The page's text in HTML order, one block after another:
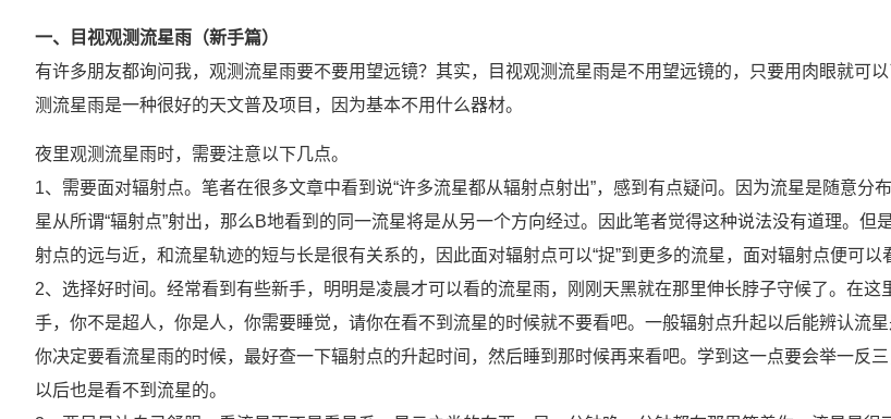
一、目视观测流星雨（新手篇）
有许多朋友都询问我，观测流星雨要不要用望远镜？其实，目视观测流星雨是不用望远镜的，只要用肉眼就可
测流星雨是一种很好的天文普及项目，因为基本不用什么器材。
夜里观测流星雨时，需要注意以下几点。
1、需要面对辐射点。笔者在很多文章中看到说“许多流星都从辐射点射出”，感到有点疑问。因为流星是随意分
星从所谓“辐射点”射出，那么B地看到的同一流星将是从另一个方向经过。因此笔者觉得这种说法没有道理。但
射点的远与近，和流星轨迹的短与长是很有关系的，因此面对辐射点可以“捉”到更多的流星，面对辐射点便可以
2、选择好时间。经常看到有些新手，明明是凌晨才可以看的流星雨，刚刚天黑就在那里伸长脖子守候了。在这
手，你不是超人，你是人，你需要睡觉，请你在看不到流星的时候就不要看吧。一般辐射点升起以后能辨认流
你决定要看流星雨的时候，最好查一下辐射点的升起时间，然后睡到那时候再来看吧。学到这一点要会举一反
以后也是看不到流星的。